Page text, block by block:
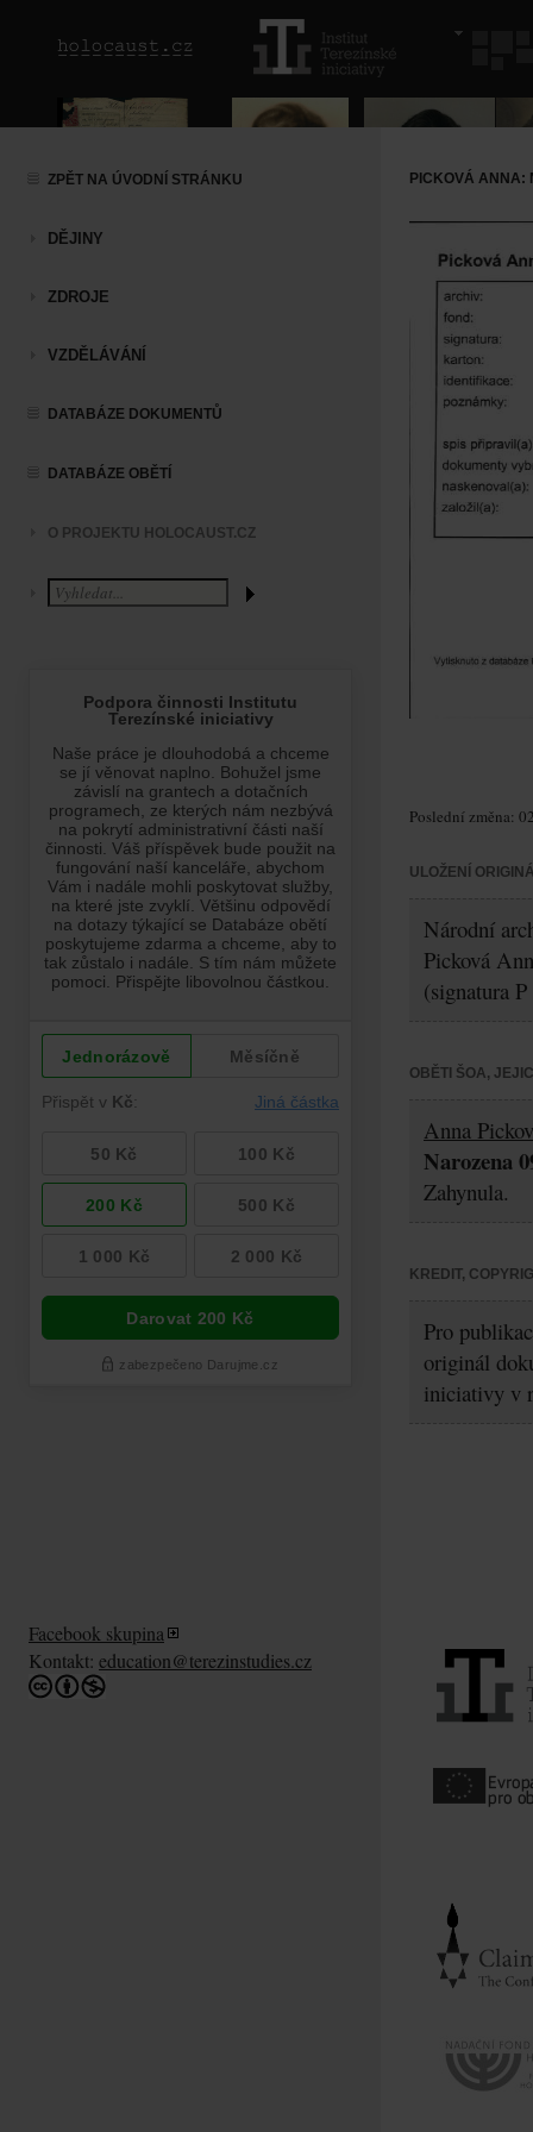
ZPĚT NA ÚVODNÍ STRÁNKU
DĚJINY
ZDROJE
VZDĚLÁVÁNÍ
DATABÁZE DOKUMENTŮ
DATABÁZE OBĚTÍ
O PROJEKTU HOLOCAUST.CZ
PICKOVÁ ANNA:
Poslední změna:
ULOŽENÍ
Národní
Picková
(signatura
OBĚTI ŠOA,
Anna
Narozena
Zahynula.
KREDIT,
Pro
originál
iniciativy v
Facebook skupina
Kontakt: education@terezinstudies.cz